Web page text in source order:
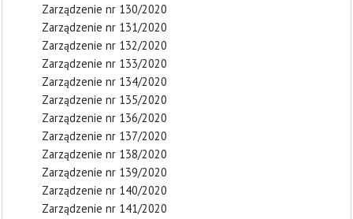
Zarządzenie nr 130/2020
Zarządzenie nr 131/2020
Zarządzenie nr 132/2020
Zarządzenie nr 133/2020
Zarządzenie nr 134/2020
Zarządzenie nr 135/2020
Zarządzenie nr 136/2020
Zarządzenie nr 137/2020
Zarządzenie nr 138/2020
Zarządzenie nr 139/2020
Zarządzenie nr 140/2020
Zarządzenie nr 141/2020